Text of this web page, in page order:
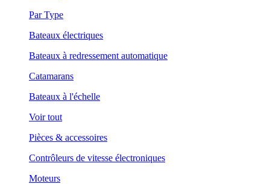
Par Type
Bateaux électriques
Bateaux à redressement automatique
Catamarans
Bateaux à l'échelle
Voir tout
Pièces & accessoires
Contrôleurs de vitesse électroniques
Moteurs